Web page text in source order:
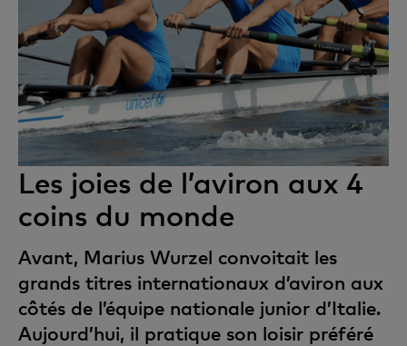
Les joies de l’aviron aux 4
coins du monde
Avant, Marius Wurzel convoitait les
grands titres internationaux d’aviron aux
côtés de l’équipe nationale junior d’Italie.
Aujourd’hui, il pratique son loisir préféré